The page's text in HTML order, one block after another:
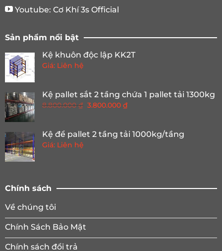
Youtube: Cơ Khí 3s Official
Sản phẩm nổi bật
Kệ khuôn độc lập KK2T
Giá: Liên hệ
Kệ pallet sắt 2 tầng chứa 1 pallet tải 1300kg
8.800.000 ₫ Giá
8.800.000 ₫.
3.800.000₫Giá
là:
Kệ để pallet 2 tầng tải 1000kg/tầng
Giá: Liên hệ
Chính sách
Về chúng tôi
Chính Sách Bảo Mật
Chính sách đổi trả